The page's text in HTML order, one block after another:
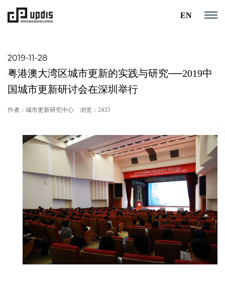
EN
2019-11-28
粤港澳大湾区城市更新的实践与研究──2019中
国城市更新研讨会在深圳举行
作者：城市更新研究中心 浏览：2433